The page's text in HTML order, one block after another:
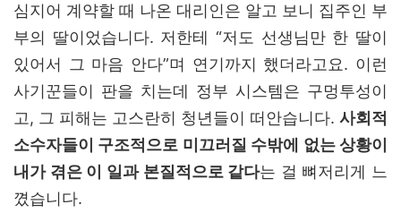
심지어 계약할 때 나온 대리인은 알고 보니 집주인 부
부의 딸이었습니다. 저한테 “저도 선생님만 한 딸이
있어서 그 마음 안다”며 연기까지 했더라고요. 이런
사기꾼들이 판을 치는데 정부 시스템은 구멍투성이
고, 그 피해는 고스란히 청년들이 떠안습니다. 사회적
소수자들이 구조적으로 미끄러질 수밖에 없는 상황이
내가 겪은 이 일과 본질적으로 같다는 걸 뼈저리게 느
꼈습니다.